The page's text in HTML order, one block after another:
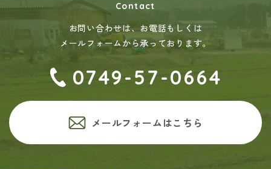
Contact
お問い合わせは、お電話もしくは
メールフォームから承っております。
0749-57-0664
メールフォームはこちら